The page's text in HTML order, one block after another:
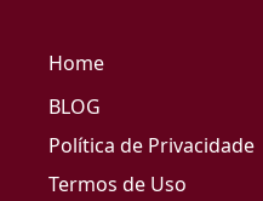
Home
BLOG
Política de Privacidade
Termos de Uso